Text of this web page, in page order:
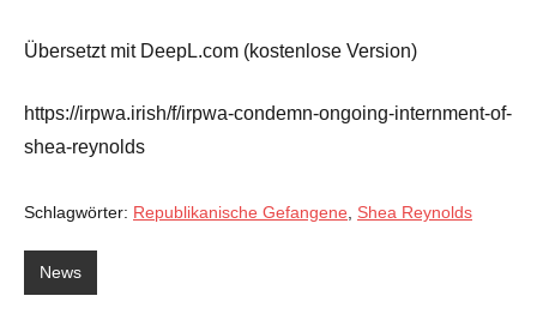
Übersetzt mit DeepL.com (kostenlose Version)
https://irpwa.irish/f/irpwa-condemn-ongoing-internment-of-
shea-reynolds
Schlagwörter: Republikanische Gefangene Shea Reynolds
News